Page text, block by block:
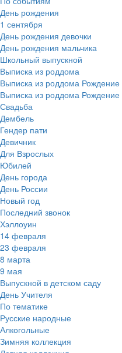
День рождения
1 сентября
День рождения девочки
День рождения мальчика
Школьный выпускной
Выписка из роддома
Выписка из роддома Рождение
Выписка из роддома Рождение
Свадьба
Дембель
Гендер пати
Девичник
Для Взрослых
Юбилей
День города
День России
Новый год
Последний звонок
Хэллоуин
14 февраля
23 февраля
8 марта
9 мая
Выпускной в детском саду
День Учителя
По тематике
Русские народные
Алкогольные
Зимняя коллекция